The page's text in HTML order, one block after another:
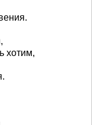
хотим,